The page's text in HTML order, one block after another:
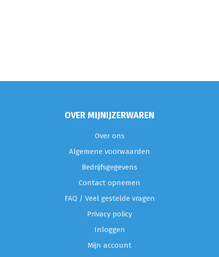
OVER MIJNIJZERWAREN
Over ons
Algemene voorwaarden
Bedrijfsgegevens
Contact opnemen
FAQ / Veel gestelde vragen
Privacy policy
Inloggen
Mijn account